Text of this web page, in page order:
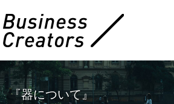
『器について』